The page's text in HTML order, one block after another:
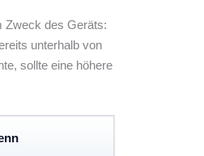
Zweck des Geräts:
unterhalb von
sollte eine höhere